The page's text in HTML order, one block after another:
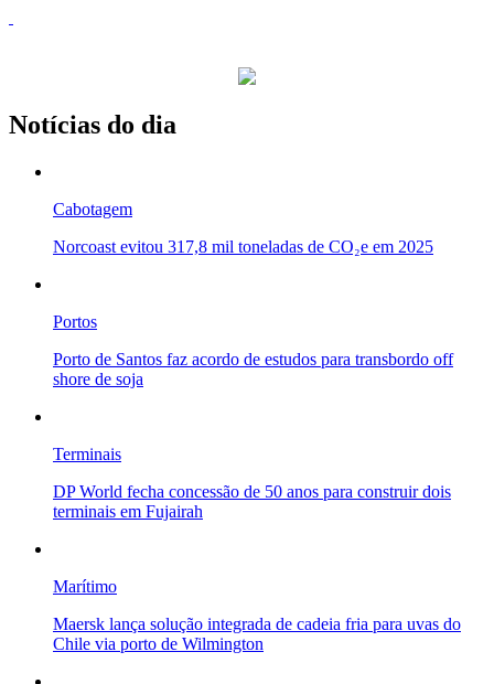
Notícias do dia
Cabotagem
Norcoast evitou 317,8 mil toneladas de CO₂e em 2025
Portos
Porto de Santos faz acordo de estudos para transbordo off
shore de soja
Terminais
DP World fecha concessão de 50 anos para construir dois
terminais em Fujairah
Marítimo
Maersk lança solução integrada de cadeia fria para uvas do
Chile via porto de Wilmington